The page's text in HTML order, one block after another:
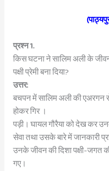
प्रश्न 1.
किस घटना ने सालिम अली के
पक्षी प्रेमी बना दिया?
उत्तर:
बचपन में सालिम अली की एअरगन
होकर गिर ।
पड़ी। घायल गौरैया को देख कर
सेवा तथा उसके बारे में जानकारी
उनके जीवन की दिशा पक्षी-जगत
गए।